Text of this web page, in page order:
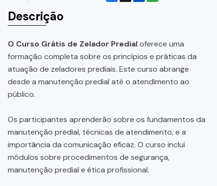
Descrição
O Curso Grátis de Zelador Predialoferece uma
formação completa sobre os princípios e práticas da
atuação de zeladores prediais. Este curso abrange
desde a manutenção predial até o atendimento ao
público.
Os participantes aprenderão sobre os fundamentos da
manutenção predial, técnicas de atendimento, e a
importância da comunicação eficaz. O curso inclui
módulos sobre procedimentos de segurança,
manutenção predial e ética profissional.